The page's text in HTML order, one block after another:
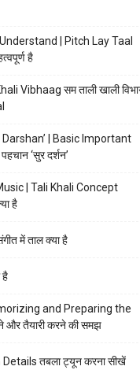
| Pitch Lay Taal
है
Vibhaag सम ताली खाली
| Basic Important
‘सुर दर्शन’
| Tali Khali Concept
है
में ताल क्या है
है
and Preparing the
और तैयारी करने की समझ
तबला ट्यून करना सीखें